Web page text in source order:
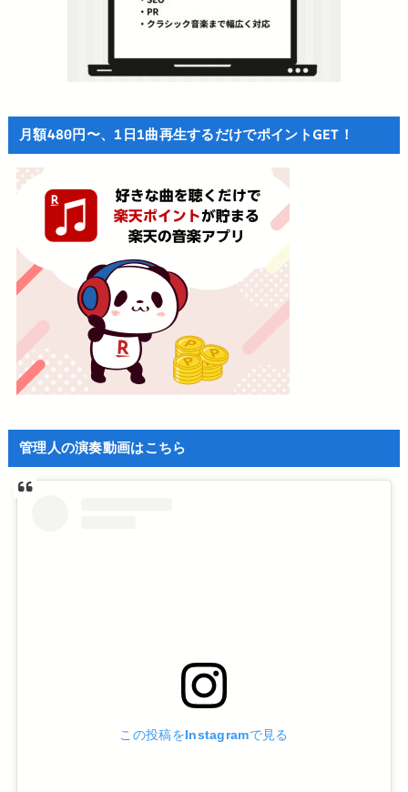
月額480円〜、1日1曲再生するだけでポイントGET！
管理人の演奏動画はこちら
この投稿をInstagramで見る